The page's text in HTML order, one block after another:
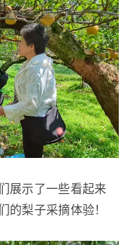
展示了一些看起来
的梨子采摘体验！